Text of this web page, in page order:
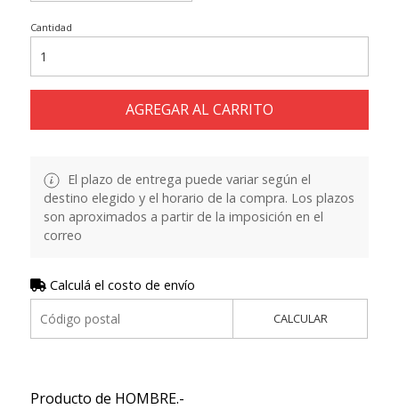
Cantidad
AGREGAR AL CARRITO
El plazo de entrega puede variar según el
destino elegido y el horario de la compra. Los plazos
son aproximados a partir de la imposición en el
correo
Calculá el costo de envío
CALCULAR
Producto de HOMBRE.-